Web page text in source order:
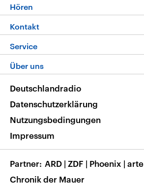
Programm
Die Nachrichten
Nachrichtenleicht
Neue Beiträge auf dlf.de
Hören
Livestream
Podcasts
Deutschlandfunk App
Nachrichten App
Frequenzen
Kontakt
Hörerservice
Service
FAQ
Veranstaltungen
Musikliste
RSS
Über uns
Barrierefreiheit
Deutschlandradio
Datenschutzerklärung
Nutzungsbedingungen
Impressum
Partner ARD | ZDF | Phoenix | arte
Chronik der Mauer